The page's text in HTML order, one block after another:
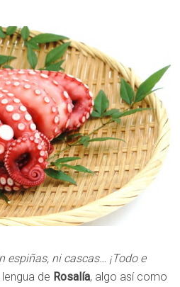
espiñas, ni cascas… ¡Todo e
lengua de Rosalía, algo así como